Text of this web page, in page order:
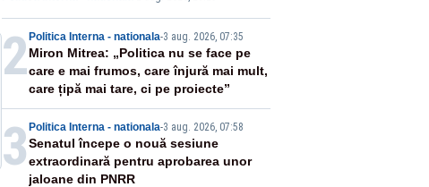
2 Politica Interna - nationala-3 aug. 2026, 07:35
Miron Mitrea: „Politica nu se face pe
care e mai frumos, care înjură mai mult,
care țipă mai tare, ci pe proiecte”
3 Politica Interna - nationala-3 aug. 2026, 07:58
Senatul începe o nouă sesiune
extraordinară pentru aprobarea unor
jaloane din PNRR